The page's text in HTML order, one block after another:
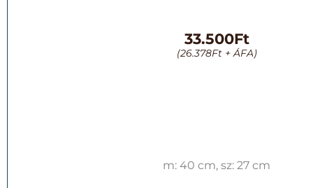
33.500Ft
(26.378Ft+ ÁFA)
m: 40 cm, sz: 27 cm